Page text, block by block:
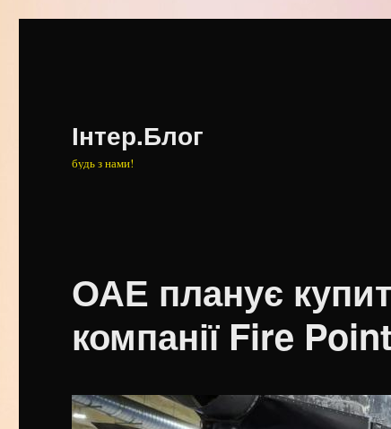
Інтер.Блог
будь з нами!
ОАЕ планує
компанії Fire